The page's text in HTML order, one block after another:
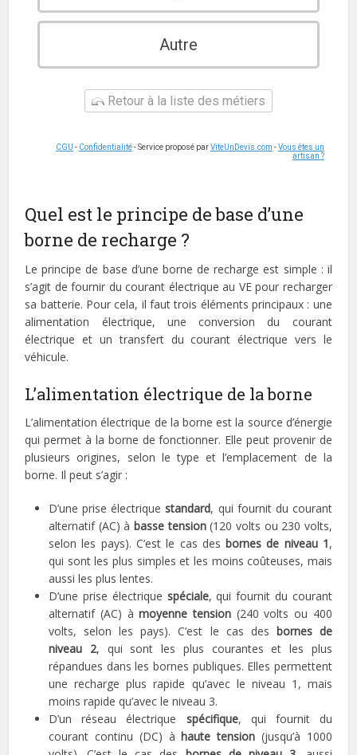
Autre
Retour à la liste des métiers
CGU - Confidentialité- Service proposé parViteUnDevis.com -Vous êtes un
artisan ?
Quel est le principe de base d’une
borne de recharge ?
Le principe de base d’une borne de recharge est simple : il
s’agit de fournir du courant électrique au VE pour recharger
sa batterie. Pour cela, il faut trois éléments principaux : une
alimentation électrique, une conversion du courant
électrique et un transfert du courant électrique vers le
véhicule.
L’alimentation électrique de la borne
L’alimentation électrique de la borne est la source d’énergie
qui permet à la borne de fonctionner. Elle peut provenir de
plusieurs origines, selon le type et l’emplacement de la
borne. Il peut s’agir :
D’une prise électriquestandard, qui fournit du courant
alternatif (AC) à basse tension(120 volts ou 230 volts,
selon les pays). C’est le cas des bornes de niveau 1,
qui sont les plus simples et les moins coûteuses, mais
aussi les plus lentes.
D’une prise électrique spéciale, qui fournit du courant
alternatif (AC) àmoyenne tension (240 volts ou 400
volts, selon les pays). C’est le cas des bornes de
niveau 2, qui sont les plus courantes et les plus
répandues dans les bornes publiques. Elles permettent
une recharge plus rapide qu’avec le niveau 1, mais
moins rapide qu’avec le niveau 3.
D’un réseau électrique spécifique, qui fournit du
courant continu (DC) à haute tension (jusqu’à 1000